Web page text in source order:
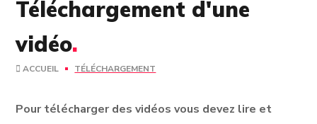
Téléchargement d'une
vidéo.
ACCUEIL TÉLÉCHARGEMENT
Pour télécharger des vidéos vous devez lire et